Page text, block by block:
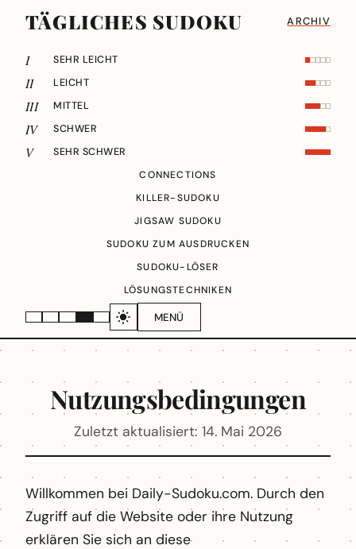
TÄGLICHES SUDOKU ARCHIV
MENÜ
I SEHR LEICHT
II LEICHT
III MITTEL
IV SCHWER
V
SEHR SCHWER
CONNECTIONS
KILLER-SUDOKU
JIGSAW SUDOKU
SUDOKU ZUM AUSDRUCKEN
SUDOKU-LÖSER
LÖSUNGSTECHNIKEN
Nutzungsbedingungen
Zuletzt aktualisiert: 14. Mai 2026
Willkommen bei Daily-Sudoku.com. Durch den
Zugriff auf die Website oder ihre Nutzung
erklären Sie sich an diese